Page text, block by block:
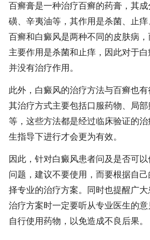
百癣膏是一种治疗百癣的药膏，其
磺、辛夷油等，其作用是杀菌、止
百癣和白癜风是两种不同的皮肤病
主要作用是杀菌和止痒，因此对于
并没有治疗作用。
此外，白癜风的治疗方法与百癣也有
其治疗方式主要包括口服药物、局
等，这些方法都是经过临床验证的
生指导下进行才会更为有效。
因此，针对白癜风患者问及是否可
问题，建议不要使用，而要根据自
择专业的治疗方案。同时也提醒广
治疗方案时一定要听从专业医生的意
自行使用药物，以免造成不良后果。